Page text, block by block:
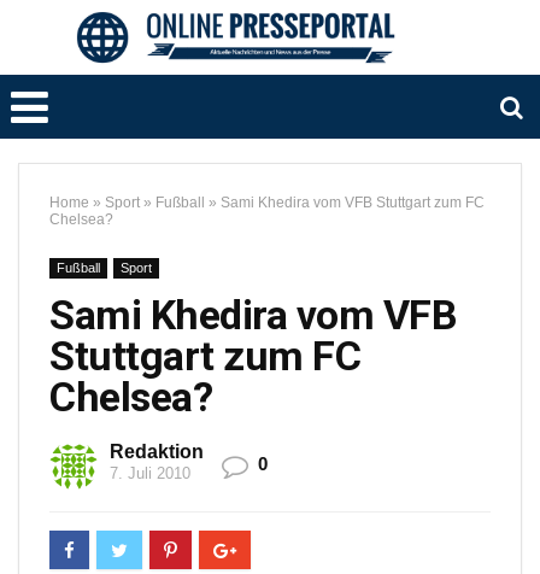
Home » Sport » Fußball » Sami Khedira vom VFB Stuttgart zum FC
Chelsea?
Fußball Sport
Sami Khedira vom VFB
Stuttgart zum FC
Chelsea?
Redaktion
7. Juli 2010 0